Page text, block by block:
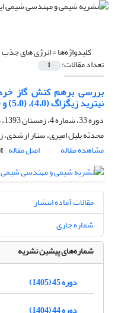
کلیدواژه‌ها =انرژی های جذب
تعداد مقالات: 1
بررسی برهم کنش گاز
نیترید زیگزاگ (4،0)، (5،0) و (6،0)
دوره 33، شماره 4، زمستان 1393، صفحه
محدثه بلبل امیری، ستار ارشدی،
مشاهده مقاله
اصل مقاله
مقالات آماده انتشار
شماره جاری
شماره‌های پیشین نشریه
دوره 45 (1405)